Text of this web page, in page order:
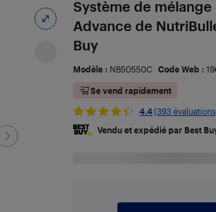
Système de
Advance de
Buy
Modèle : NB50550C Code Web :
Se vend rapidement
4.4(393
Vendu et expédié par Best